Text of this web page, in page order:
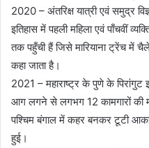
2020 – अंतरिक्ष यात्री एवं समुद्र
इतिहास में पहली महिला एवं पाँचवीं
तक पहुँची हैं जिसे मारियाना ट्रेंच
कहा जाता है।
2021 – महाराष्ट्र के पुणे के
आग लगने से लगभग 12 कामगारों की
पश्चिम बंगाल में कहर बनकर टूटी
हुई।